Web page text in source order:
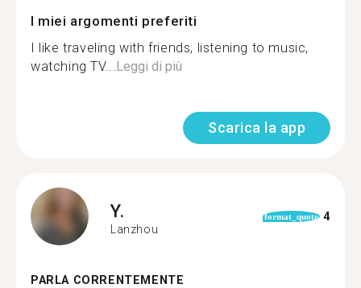
I miei argomenti preferiti
I like traveling with friends, listening to music,
watching TV...Leggi di più
Scarica la app
Y.
Lanzhou
format_quote 4
PARLA CORRENTEMENTE